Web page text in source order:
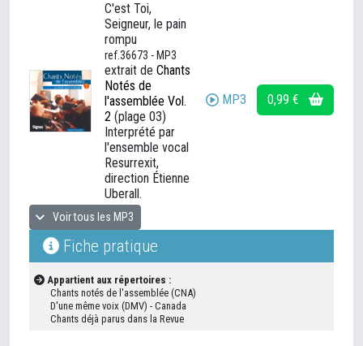
C'est Toi,
Seigneur, le pain
rompu
ref.36673 - MP3
extrait de Chants
Notés de
l'assemblée Vol.
2 (plage 03)
Interprété par
l'ensemble vocal
Resurrexit,
direction Étienne
Uberall.
MP3 0,99 €
Voir tous les MP3
Fiche pratique
Appartient aux répertoires :
Chants notés de l'assemblée (CNA)
D'une même voix (DMV) - Canada
Chants déjà parus dans la Revue